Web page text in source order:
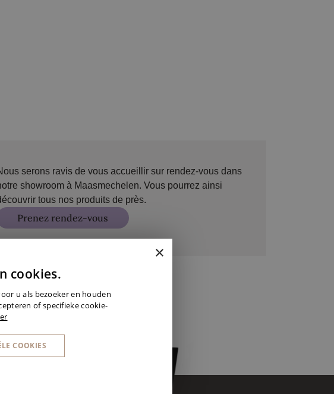
serons ravis de vous accueillir sur rendez-vous dans
showroom à Maasmechelen. Vous pourrez ainsi
tous nos produits de près.
Prenez rendez-vous
×
cookies.
u als bezoeker en houden
of specifieke cookie-
COOKIES